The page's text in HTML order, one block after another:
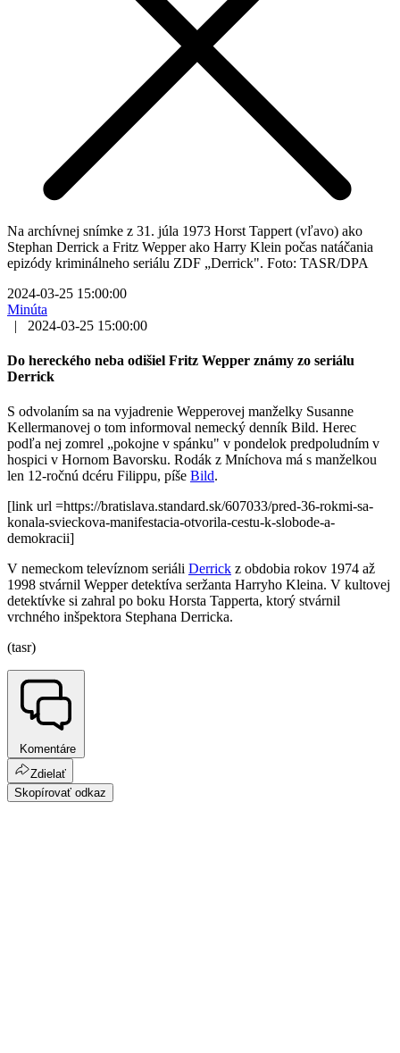
Na archívnej snímke z 31. júla 1973 Horst Tappert (vľavo) ako
Stephan Derrick a Fritz Wepper ako Harry Klein počas natáčania
epizódy kriminálneho seriálu ZDF „Derrick". Foto: TASR/DPA
2024-03-25 15:00:00
Minúta
|
2024-03-25 15:00:00
Do hereckého neba odišiel Fritz Wepper známy zo seriálu
Derrick
S odvolaním sa na vyjadrenie Wepperovej manželky Susanne
Kellermanovej o tom informoval nemecký denník Bild. Herec
podľa nej zomrel „pokojne v spánku" v pondelok predpoludním v
hospici v Hornom Bavorsku. Rodák z Mníchova má s manželkou
len 12-ročnú dcéru Filippu, píše Bild.
[link url =https://bratislava.standard.sk/607033/pred-36-rokmi-sa-
konala-svieckova-manifestacia-otvorila-cestu-k-slobode-a-
demokracii]
V nemeckom televíznom seriáli Derrick z obdobia rokov 1974 až
1998 stvárnil Wepper detektíva seržanta Harryho Kleina. V kultovej
detektívke si zahral po boku Horsta Tapperta, ktorý stvárnil
vrchného inšpektora Stephana Derricka.
(tasr)
Komentáre
Zdielať
Skopírovať odkaz